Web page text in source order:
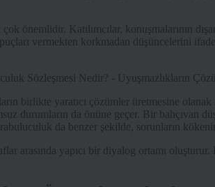
önemlidir. Katılımcılar, konuşmalarının
vermekten korkmadan düşüncelerini
birlikte yaratıcı çözümler üretmesine
durumların da önüne geçer. Bir bahçıvan
da benzer şekilde, sorunların
arasında yapıcı bir diyalog ortamı oluşturur.